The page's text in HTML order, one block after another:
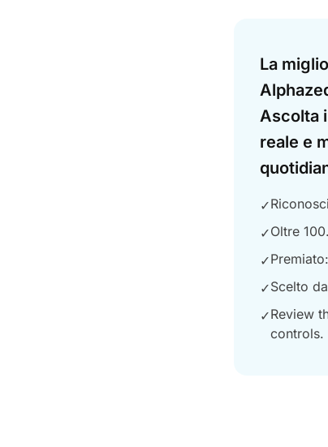
Answer
La
Ascolta
reale e
✓
✓Oltre
✓
✓Scelto
✓Review
controls.